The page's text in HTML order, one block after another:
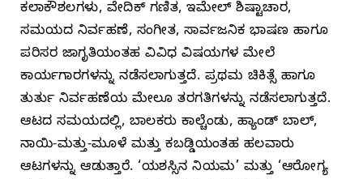
ಕಲಾಕೌಶಲಗಳು, ವೇದಿಕ್‌ ಗಣಿತ, ಇಮೇಲ್‌ ಶಿಷ್ಟಾಚಾರ,
ಸಮಯದ ನಿರ್ವಹಣೆ, ಸಂಗೀತ, ಸಾರ್ವಜನಿಕ ಭಾಷಣ ಹಾಗೂ
ಪರಿಸರ ಜಾಗೃತಿಯಂತಹ ವಿವಿಧ ವಿಷಯಗಳ ಮೇಲೆ
ಕಾರ್ಯಗಾರಗಳನ್ನು ನಡೆಸಲಾಗುತ್ತದೆ. ಪ್ರಥಮ ಚಿಕಿತ್ಸೆ ಹಾಗೂ
ತುರ್ತು ನಿರ್ವಹಣೆಯ ಮೇಲೂ ತರಗತಿಗಳನ್ನು ನಡೆಸಲಾಗುತ್ತದೆ.
ಆಟದ ಸಮಯದಲ್ಲಿ, ಬಾಲಕರು ಕಾಲ್ಚೆಂಡು, ಹ್ಯಾಂಡ್‌ ಬಾಲ್‌,
ನಾಯಿ-ಮತ್ತು-ಮೂಳೆ ಮತ್ತು ಕಬಡ್ಡಿಯಂತಹ ಹಲವಾರು
ಆಟಗಳನ್ನು ಆಡುತ್ತಾರೆ. ‘ಯಶಸ್ಸಿನ ನಿಯಮ’ ಮತ್ತು ‘ಆರೋಗ್ಯ